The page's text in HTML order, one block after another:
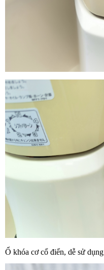
Ổ khóa cơ cổ điển, dễ sử dụng